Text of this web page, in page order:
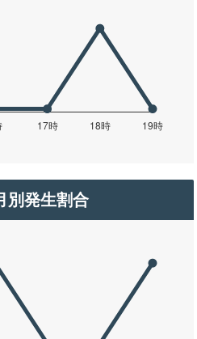
別発生割合